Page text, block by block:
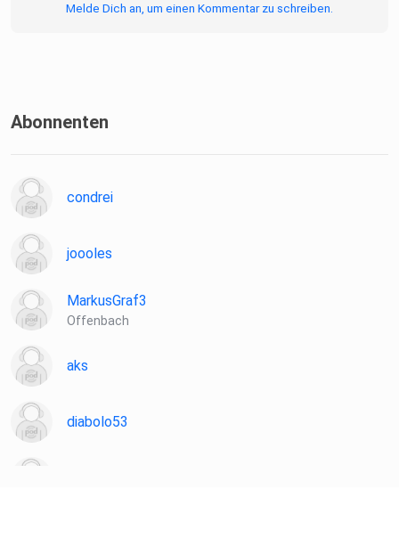
Melde Dich an, um einen Kommentar zu schreiben.
Abonnenten
condrei
joooles
MarkusGraf3
Offenbach
aks
diabolo53